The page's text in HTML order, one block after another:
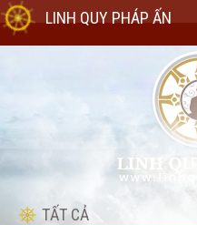
LINH QUY PHÁP ẤN
TẤT CẢ